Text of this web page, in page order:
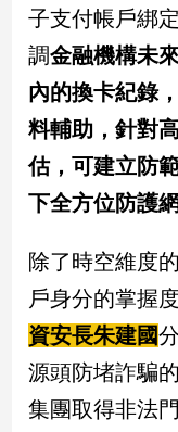
座/
命
理
消
健
康/
親
子/
情
藝
／
文
創
／
子支付帳戶綁
調金融機構未
內的換卡紀錄
料輔助，針對
估，可建立防
下全方位防護網
除了時空維度
戶身分的掌握
資安長朱建國
源頭防堵詐騙
集團取得非法